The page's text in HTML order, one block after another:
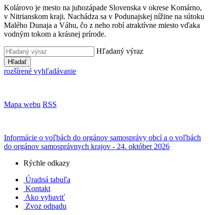
Kolárovo je mesto na juhozápade Slovenska v okrese Komárno,
v Nitrianskom kraji. Nachádza sa v Podunajskej nížine na sútoku
Malého Dunaja a Váhu, čo z neho robí atraktívne miesto vďaka
vodným tokom a krásnej prírode.
Hľadaný výraz
Hľadať
rozšírené vyhľadávanie
Mapa webu RSS
Informácie o voľbách do orgánov samosprávy obcí a o voľbách
do orgánov samosprávnych krajov - 24. október 2026
Rýchle odkazy
Úradná tabuľa
Kontakt
Ako vybaviť
Zvoz odpadu